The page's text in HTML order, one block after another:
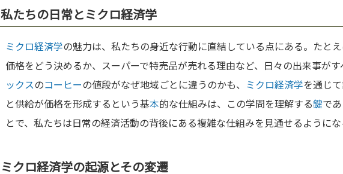
私たちの日常とミクロ経済学
ミクロ経済学の魅力は、私たちの身近な行動に直結している点にある。たと
価格をどう決めるか、スーパーで特売品が売れる理由など、日々の出来事がす
ックスのコーヒーの値段がなぜ地域ごとに違うのかも、 ミクロ経済学を通じ
と供給が価格を形成するという基本的な仕組みは、この学問を理解する鍵で
とで、私たちは日常の経済活動の背後にある複雑な仕組みを見通せるようにな
ミクロ経済学の起源とその変遷